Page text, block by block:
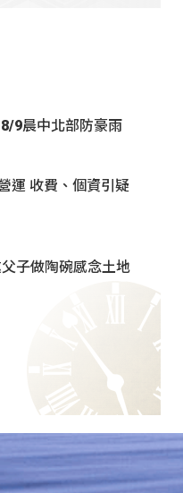
9晨中北部防豪雨
運 收費、個資引疑
子做陶碗感念土地